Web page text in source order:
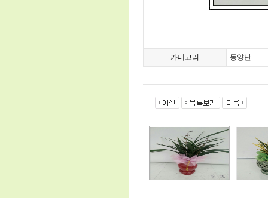
카테고리 동양난